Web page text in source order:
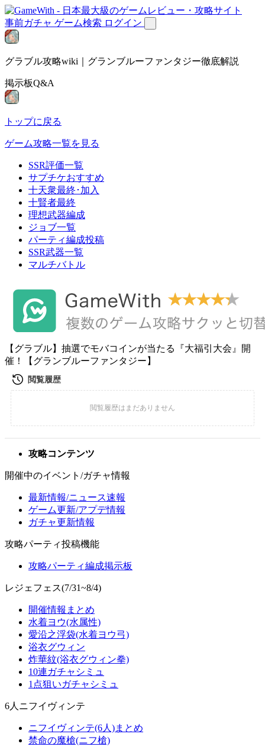
事前ガチャ ゲーム検索 ログイン
グラブル攻略wiki｜グランブルーファンタジー徹底解説
掲示板Q&A
トップに戻る
ゲーム攻略一覧を見る
SSR評価一覧
サプチケおすすめ
十天衆最終･加入
十賢者最終
理想武器編成
ジョブ一覧
パーティ編成投稿
SSR武器一覧
マルチバトル
【グラブル】抽選でモバコインが当たる『大福引大会』開
催！【グランブルーファンタジー】
攻略コンテンツ
開催中のイベント/ガチャ情報
最新情報/ニュース速報
ゲーム更新/アプデ情報
ガチャ更新情報
攻略パーティ投稿機能
攻略パーティ編成掲示板
レジェフェス(7/31~8/4)
開催情報まとめ
水着ヨウ(水属性)
愛沿之浮袋(水着ヨウ弓)
浴衣グウィン
炸華紋(浴衣グウィン拳)
10連ガチャシミュ
1点狙いガチャシミュ
6人ニフイヴィンテ
ニフイヴィンテ(6人)まとめ
禁命の魔槍(ニフ槍)